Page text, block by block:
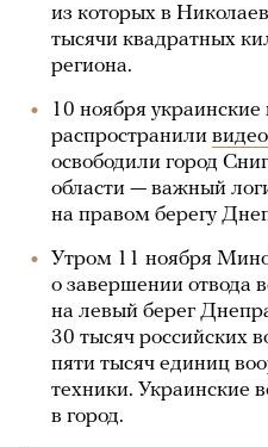
из которых в
тысячи квадратных
региона.
10 ноября
распространили видео
освободили город
области — важный
на правом берегу
Утром 11 ноября
о завершении отвода
на левый берег
30 тысяч российских
пяти тысяч единиц
техники. Украинские
в город.